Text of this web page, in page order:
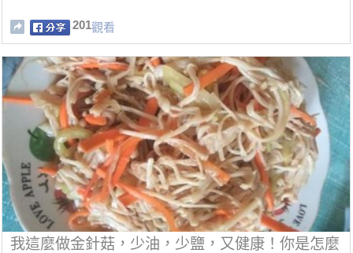
201觀看
我這麼做金針菇，少油，少鹽，又健康！你是怎麼